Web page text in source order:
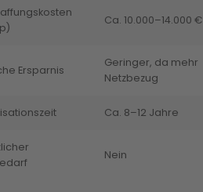
Ca. 10.000–14.000 €
Ersparnis
Geringer, da mehr
Netzbezug
Ca. 8–12 Jahre
Nein